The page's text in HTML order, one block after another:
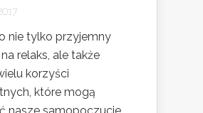
nie tylko przyjemny
relaks, ale także
korzyści
które mogą